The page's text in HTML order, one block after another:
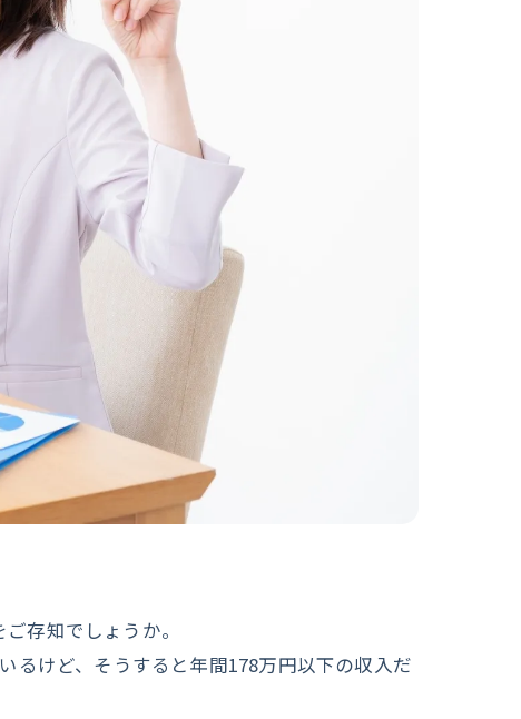
存知でしょうか。
るけど、そうすると年間178万円以下の収入だ